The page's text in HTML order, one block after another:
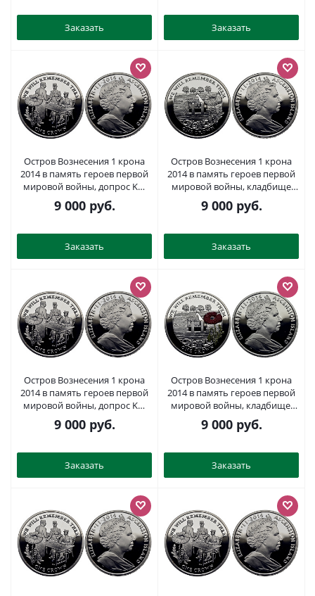
Заказать Заказать
Остров Вознесения 1 крона
2014 в память героев первой
мировой войны, допрос KM
NEW серебро PROOF 1071-3-41
9 000руб.
Заказать
Остров Вознесения 1 крона
2014 в память героев первой
мировой войны, кладбище
KM NEW серебро PROOF 1071-
1-61
9 000руб.
Заказать
Остров Вознесения 1 крона
2014 в память героев первой
мировой войны, допрос KM
NEW серебро PROOF 1071-3-51
9 000руб.
Заказать
Остров Вознесения 1 крона
2014 в память героев первой
мировой войны, кладбище,
красный мак KM NEW
серебро, эмаль PROOF 1071-2-
9 000руб.
Заказать